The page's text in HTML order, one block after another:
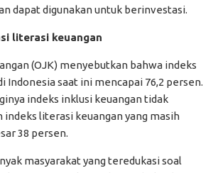
dapat digunakan untuk berinvestasi.
literasi keuangan
(OJK) menyebutkan bahwa indeks
Indonesia saat ini mencapai 76,2 persen.
indeks inklusi keuangan tidak
indeks literasi keuangan yang masih
38 persen.
masyarakat yang teredukasi soal